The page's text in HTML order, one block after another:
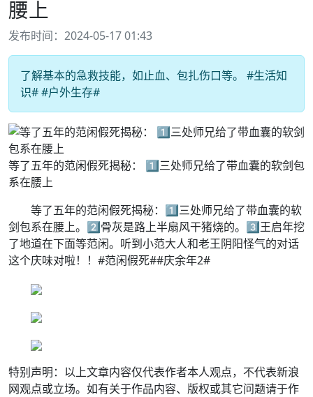
腰上
发布时间：2024-05-17 01:43
了解基本的急救技能，如止血、包扎伤口等。 #生活知
识# #户外生存#
等了五年的范闲假死揭秘： 1️⃣三处师兄给了带血囊的软剑包
系在腰上
等了五年的范闲假死揭秘：1️⃣三处师兄给了带血囊的软
剑包系在腰上。2️⃣骨灰是路上半扇风干猪烧的。3️⃣王启年挖
了地道在下面等范闲。听到小范大人和老王阴阳怪气的对话
这个庆味对啦！！#范闲假死##庆余年2#
特别声明：以上文章内容仅代表作者本人观点，不代表新浪
网观点或立场。如有关于作品内容、版权或其它问题请于作